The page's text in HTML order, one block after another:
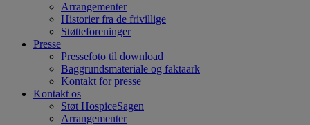
Arrangementer
Historier fra de frivillige
Støtteforeninger
Presse
Pressefoto til download
Baggrundsmateriale og faktaark
Kontakt for presse
Kontakt os
Støt HospiceSagen
Arrangementer